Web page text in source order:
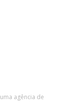
agência de